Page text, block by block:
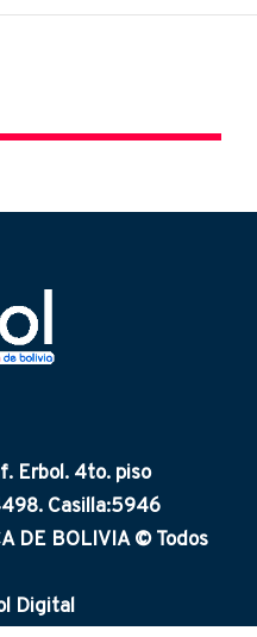
Erbol. 4to. piso
Casilla:5946
DE BOLIVIA © Todos
Digital